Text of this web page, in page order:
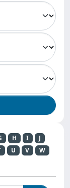
H I
J
U V
W